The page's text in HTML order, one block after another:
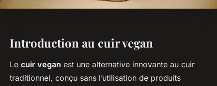
Introduction au cuir vegan
Le cuir vegan est une alternative innovante au cuir
traditionnel, conçu sans l’utilisation de produits